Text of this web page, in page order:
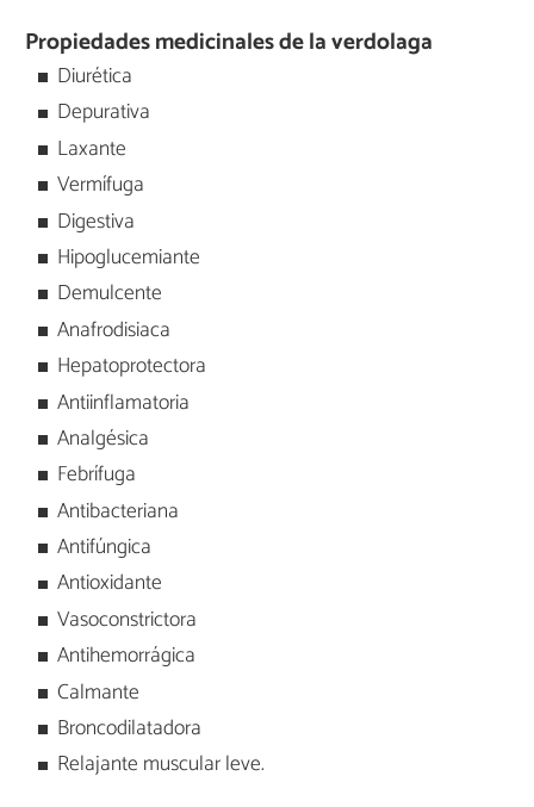
Propiedades medicinales de la verdolaga
Diurética
Depurativa
Laxante
Vermífuga
Digestiva
Hipoglucemiante
Demulcente
Anafrodisiaca
Hepatoprotectora
Antiinflamatoria
Analgésica
Febrífuga
Antibacteriana
Antifúngica
Antioxidante
Vasoconstrictora
Antihemorrágica
Calmante
Broncodilatadora
Relajante muscular leve.